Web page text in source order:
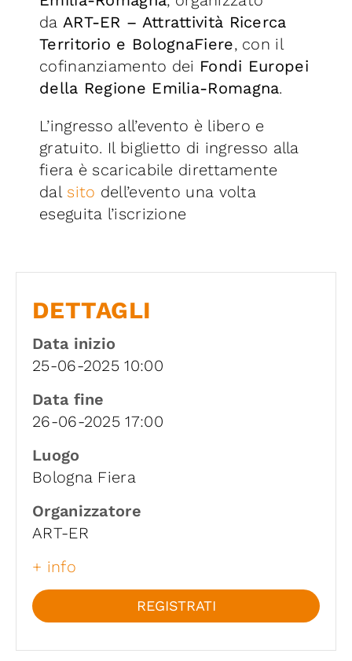
da ART-ER – Attrattività Ricerca
Territorio e BolognaFiere, con il
cofinanziamento dei Fondi Europei
della Regione Emilia-Romagna.
L’ingresso all’evento è libero e
gratuito. Il biglietto di ingresso alla
fiera è scaricabile direttamente
dal sito dell’evento una volta
eseguita l’iscrizione
DETTAGLI
Data inizio
25-06-2025 10:00
Data fine
26-06-2025 17:00
Luogo
Bologna Fiera
Organizzatore
ART-ER
+ info
REGISTRATI